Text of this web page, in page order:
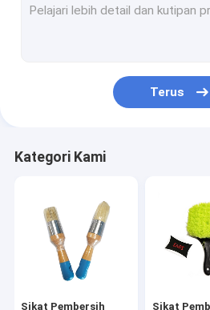
Sikat Pembersih Industri
Sikat Pembersih Mobil
Sikat Rol Pembersih
Terus
Kategori Kami
Sikat Pembersih Sikat